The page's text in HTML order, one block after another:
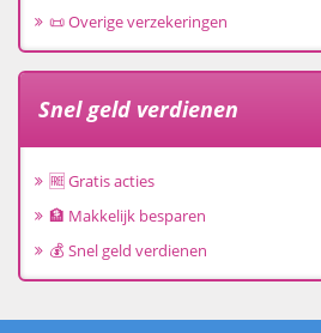
📜 Overige verzekeringen
Snel geld verdienen
🆓 Gratis acties
🏦 Makkelijk besparen
💰 Snel geld verdienen